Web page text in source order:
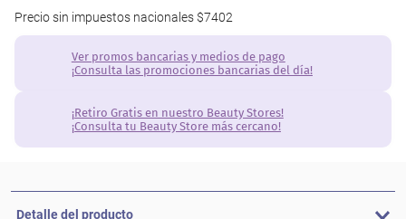
Precio sin impuestos nacionales $7402
Ver promos bancarias y medios de pago
¡Consulta las promociones bancarias del día!
¡Retiro Gratis en nuestro Beauty Stores!
¡Consulta tu Beauty Store más cercano!
Detalle del producto